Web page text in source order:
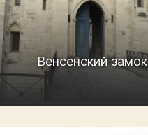
Венсенский замок